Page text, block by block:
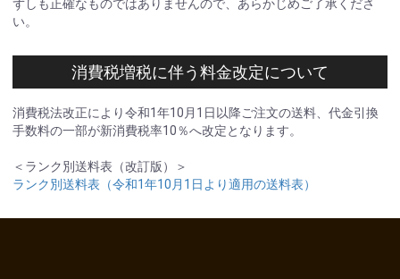
ずしも正確なものではありませんので、あらかじめご了承くださ
い。
消費税増税に伴う料金改定について
消費税法改正により令和1年10月1日以降ご注文の送料、代金引換
手数料の一部が新消費税率10％へ改定となります。
＜ランク別送料表（改訂版）＞
ランク別送料表（令和1年10月1日より適用の送料表）